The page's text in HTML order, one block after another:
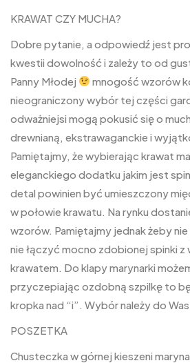
KRAWAT CZY MUCHA?
Dobre pytanie, a odpowiedź jest
kwestii dowolność i zależy to od
Panny Młodej
mnogość wzorów
nieograniczony wybór tej części
odważniejsi mogą pokusić się o
drewnianą, ekstrawaganckie i
Pamiętajmy, że wybierając krawat
eleganckiego dodatku jakim jest
detal powinien być umieszczony
w połowie krawatu. Na rynku
wzorów. Pamiętajmy jednak żeby
nie łączyć mocno zdobionej spinki
krawatem. Do klapy marynarki
przyczepiając ozdobną szpilkę to
kropka nad “i”. Wybór należy do Was
POSZETKA
Chusteczka w górnej kieszeni